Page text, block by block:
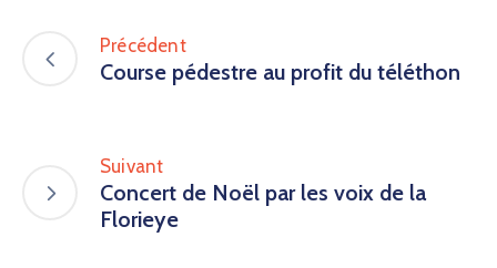
Précédent
Course pédestre au profit du téléthon
Suivant
Concert de Noël par les voix de la
Florieye